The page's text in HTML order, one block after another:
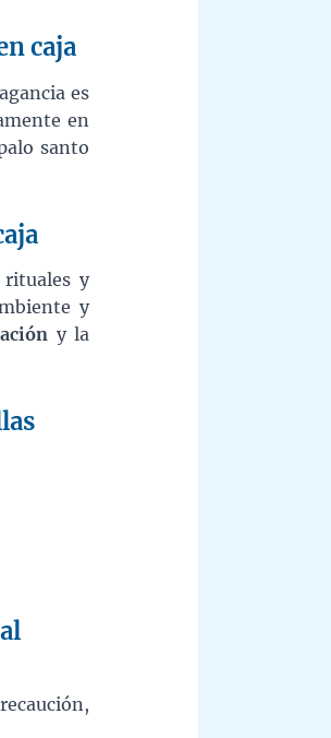
caja
es
en
santo
rituales y
y
y la